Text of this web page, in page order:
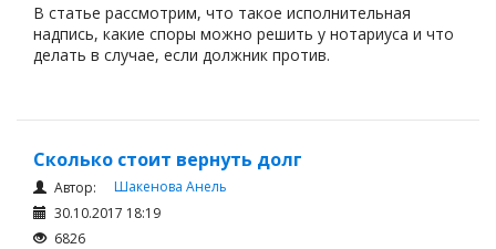
В статье рассмотрим, что такое исполнительная
надпись, какие споры можно решить у нотариуса и что
делать в случае, если должник против.
Сколько стоит вернуть долг
Автор:
Шакенова Анель
30.10.2017 18:19
6826